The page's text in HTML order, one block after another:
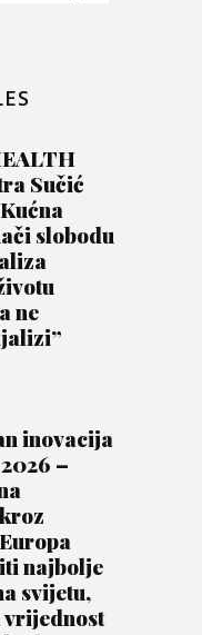
Sučić
slobodu
ne
inovacija
–
najbolje
svijetu,